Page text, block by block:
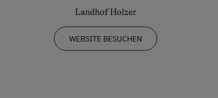
Landhof Holzer
WEBSITE BESUCHEN